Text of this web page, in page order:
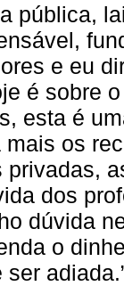
pública,
e eu
é sobre
esta é
os
privadas,
dos
dúvida
o